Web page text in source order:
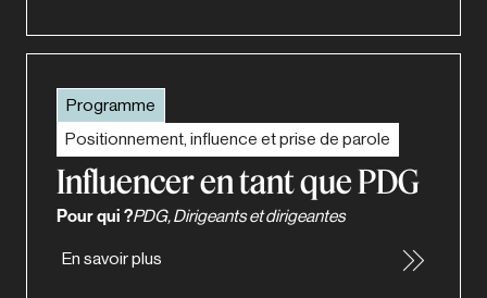
Programme
Positionnement, influence et prise de parole
Influencer en tant que PDG
Pour qui ?PDG, Dirigeants et dirigeantes
En savoir plus